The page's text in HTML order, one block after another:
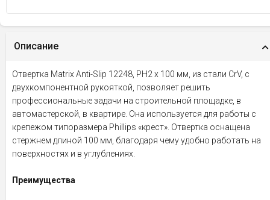
Описание
Отвертка Matrix Anti-Slip 12248, PH2 х 100 мм, из стали CrV, с
двухкомпонентной рукояткой, позволяет решить
профессиональные задачи на строительной площадке, в
автомастерской, в квартире. Она используется для работы с
крепежом типоразмера Phillips «крест». Отвертка оснащена
стержнем длиной 100 мм, благодаря чему удобно работать на
поверхностях и в углублениях.
Преимущества